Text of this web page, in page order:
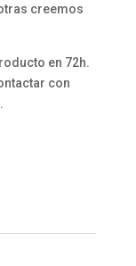
creemos
en 72h.
con